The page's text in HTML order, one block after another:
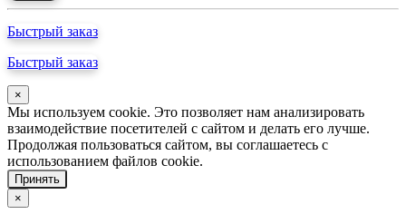
Быстрый заказ
Быстрый заказ
×
Мы используем cookie. Это позволяет нам анализировать
взаимодействие посетителей с сайтом и делать его лучше.
Продолжая пользоваться сайтом, вы соглашаетесь с
использованием файлов cookie.
Принять
×